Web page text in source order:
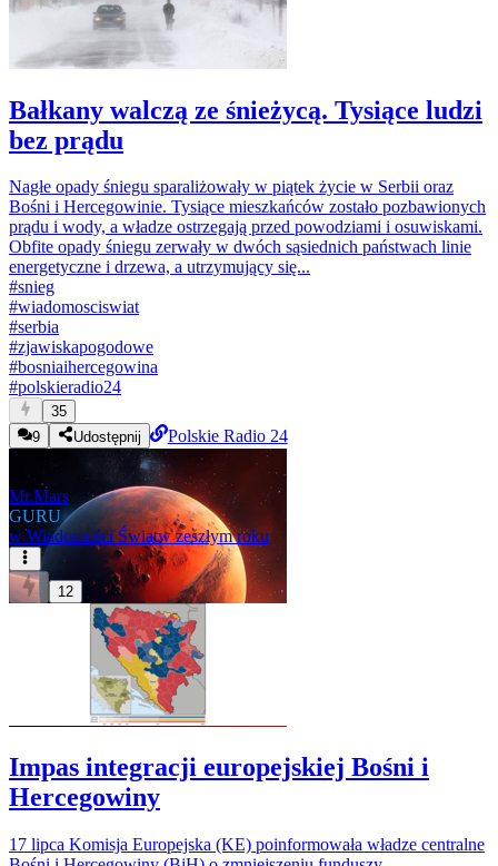
Bałkany walczą ze śnieżycą. Tysiące ludzi
bez prądu
Nagłe opady śniegu sparaliżowały w piątek życie w Serbii oraz
Bośni i Hercegowinie. Tysiące mieszkańców zostało pozbawionych
prądu i wody, a władze ostrzegają przed powodziami i osuwiskami.
Obfite opady śniegu zerwały w dwóch sąsiednich państwach linie
energetyczne i drzewa, a utrzymujący się...
#snieg
#wiadomosciswiat
#serbia
#zjawiskapogodowe
#bosniaihercegowina
#polskieradio24
35
9
Udostępnij Polskie Radio 24
Mr.Mars
GURU
w Wiadomości Światw zeszłym roku
12
Impas integracji europejskiej Bośni i
Hercegowiny
17 lipca Komisja Europejska (KE) poinformowała władze centralne